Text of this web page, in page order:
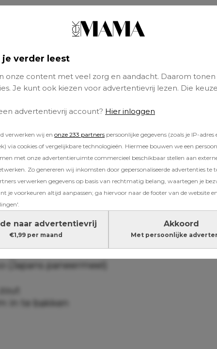
je verder leest
onze content met veel zorg en aandacht. Daarom
Je kunt ook kiezen voor advertentievrij lezen. Die
advertentievrij account? Hier inloggen
verwerken wij en onze 233 partners persoonlijke gegevens (zoals je IP-adres
via cookies of vergelijkbare technologieën. Hiermee bouwen we een
met onze advertentieruimte commercieel beschikbaar stellen aan
Zo genereren wij inkomsten door gepersonaliseerde advertenties te
verwerken gegevens op basis van rechtmatig belang, waartegen je
je voorkeuren altijd aanpassen; ga hiervoor naar de footer van de website
naar advertentievrij
€1,99 per maand
Akkoord
Met persoonlijke
| bereidingstijd 25 minuten
rijpe) avocado’s
komijn
(Japans paneermeel)
in te bakken